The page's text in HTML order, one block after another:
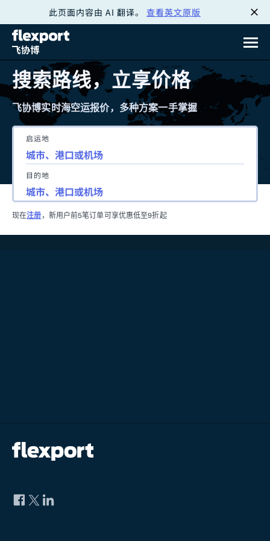
此页面内容由 AI 翻译。 查看英文原版
搜索路线，立享价格
飞协博实时海空运报价，多种方案一手掌握
启运地
目的地
现在注册 ，新用户前5笔订单可享优惠低至9折起